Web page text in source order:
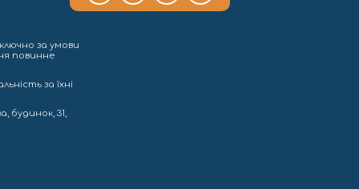
за умови
повинне
за їхні
будинок, 31,